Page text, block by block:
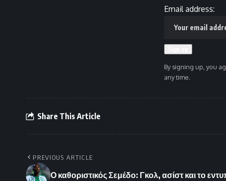
Email address:
By signing up, you
any time.
Share This Article
PREVIOUS ARTICLE
Ο καθοριστικός Σεμέδο: Γκολ, ασίστ και το